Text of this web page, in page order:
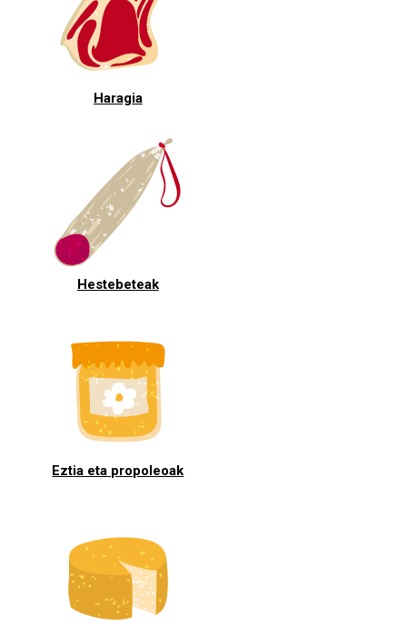
Haragia
Hestebeteak
Eztia eta propoleoak